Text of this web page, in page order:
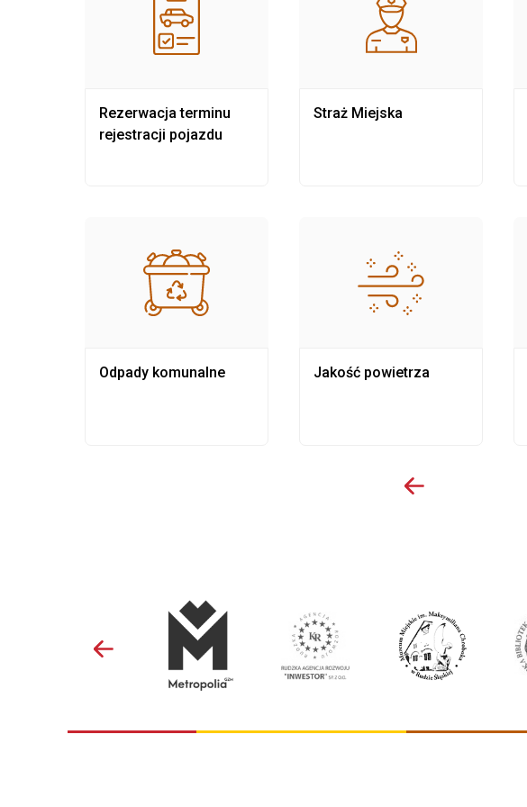
Rezerwacja terminu
rejestracji pojazdu
Odpady komunalne
Straż Miejska
Jakość powietrza